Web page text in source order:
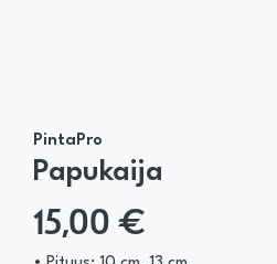
PintaPro
Papukaija
15,00 €